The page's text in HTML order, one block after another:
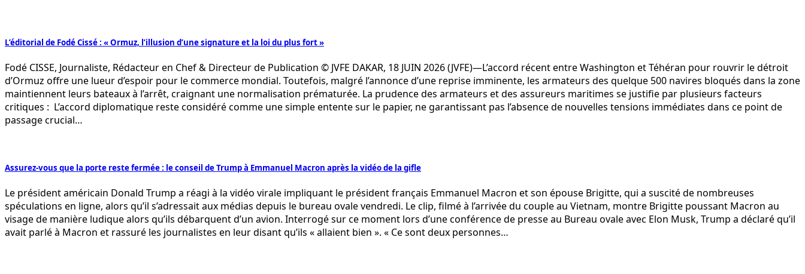
L’éditorial de Fodé Cissé : « Ormuz, l’illusion d’une signature et la loi du plus fort »
Fodé CISSE, Journaliste, Rédacteur en Chef & Directeur de Publication © JVFE DAKAR, 18 JUIN 2026 (JVFE)—L’accord récent entre Washington et Téhéran pour rouvrir le détroit
d’Ormuz offre une lueur d’espoir pour le commerce mondial. Toutefois, malgré l’annonce d’une reprise imminente, les armateurs des quelque 500 navires bloqués dans la zone
maintiennent leurs bateaux à l’arrêt, craignant une normalisation prématurée. La prudence des armateurs et des assureurs maritimes se justifie par plusieurs facteurs
critiques : L’accord diplomatique reste considéré comme une simple entente sur le papier, ne garantissant pas l’absence de nouvelles tensions immédiates dans ce point de
passage crucial…
Assurez-vous que la porte reste fermée : le conseil de Trump à Emmanuel Macron après la vidéo de la gifle
Le président américain Donald Trump a réagi à la vidéo virale impliquant le président français Emmanuel Macron et son épouse Brigitte, qui a suscité de nombreuses
spéculations en ligne, alors qu’il s’adressait aux médias depuis le bureau ovale vendredi. Le clip, filmé à l’arrivée du couple au Vietnam, montre Brigitte poussant Macron au
visage de manière ludique alors qu’ils débarquent d’un avion. Interrogé sur ce moment lors d’une conférence de presse au Bureau ovale avec Elon Musk, Trump a déclaré qu’il
avait parlé à Macron et rassuré les journalistes en leur disant qu’ils « allaient bien ». « Ce sont deux personnes…